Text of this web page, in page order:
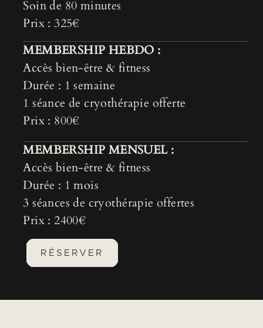
Soin de 80 minutes
Prix : 325€
MEMBERSHIP HEBDO :
Accès bien-être & fitness
Durée : 1 semaine
1 séance de cryothérapie offerte
Prix : 800€
MEMBERSHIP MENSUEL :
Accès bien-être & fitness
Durée : 1 mois
3 séances de cryothérapie offertes
Prix : 2400€
RÉSERVER